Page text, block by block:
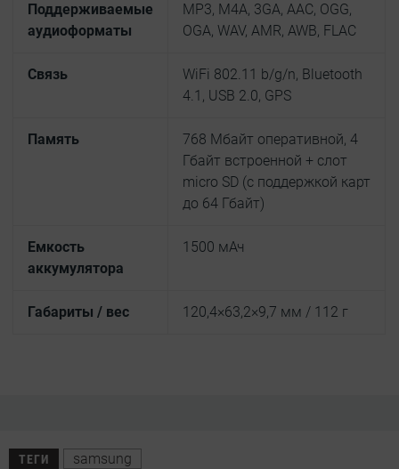
Поддерживаемые
аудиоформаты
MP3, M4A, 3GA, AAC, OGG,
OGA, WAV, AMR, AWB, FLAC
Связь
WiFi 802.11 b/g/n, Bluetooth
4.1, USB 2.0, GPS
Память
768 Мбайт оперативной, 4
Гбайт встроенной + слот
micro SD (с поддержкой карт
до 64 Гбайт)
Емкость
аккумулятора
1500 мАч
Габариты / вес 120,4×63,2×9,7 мм / 112 г
ТЕГИ samsung